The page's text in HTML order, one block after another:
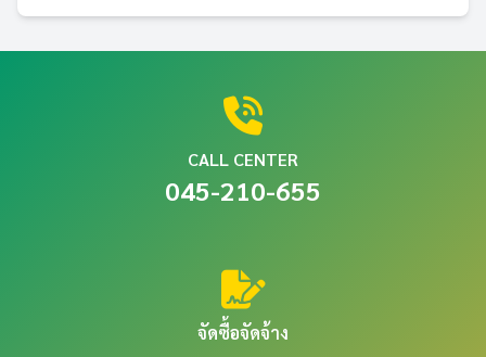
CALL CENTER
045-210-655
จัดซื้อจัดจ้าง